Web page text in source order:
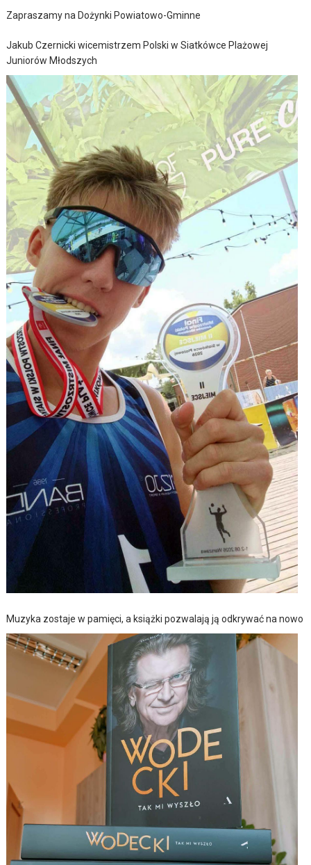
Zapraszamy na Dożynki Powiatowo-Gminne
Jakub Czernicki wicemistrzem Polski w Siatkówce Plażowej
Juniorów Młodszych
Muzyka zostaje w pamięci, a książki pozwalają ją odkrywać na nowo